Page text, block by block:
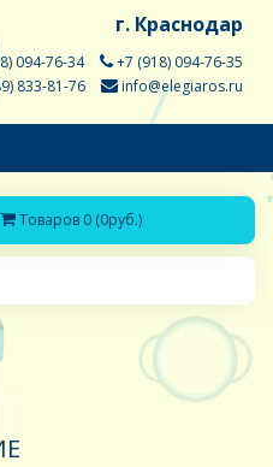
г. Краснодар
094-76-34
+7 (918) 094-76-35
833-81-76
info@elegiaros.ru
Товаров 0 (0руб.)